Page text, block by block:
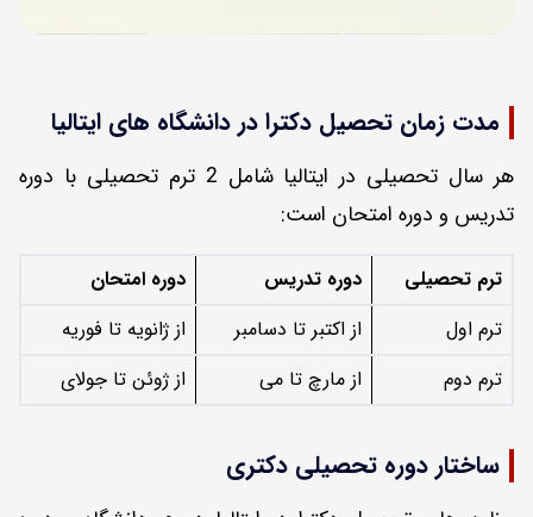
مدت زمان تحصیل دکترا در دانشگاه های ایتالیا
هر سال تحصیلی در ایتالیا شامل 2 ترم تحصیلی با دوره
تدریس و دوره امتحان است:
ترم تحصیلی دوره تدریس
دوره امتحان
ترم اول
از اکتبر تا دسامبر
از ژانویه تا فوریه
ترم دوم
از مارچ تا می از ژوئن تا جولای
ساختار دوره تحصیلی دکتری